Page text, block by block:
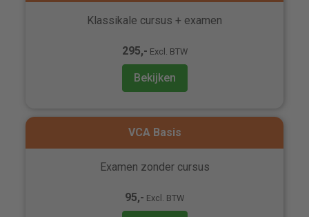
Klassikale cursus + examen
295,- Excl. BTW
Bekijken
VCA Basis
Examen zonder cursus
95,- Excl. BTW